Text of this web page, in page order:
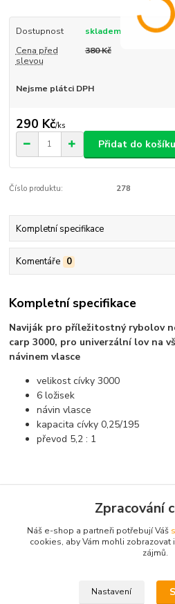
Dostupnost
skladem
Cena před
slevou
380 Kč
Nejsme plátci DPH
290 Kč/ks
Přidat do košíku
Číslo produktu: 278
Kompletní specifikace
Komentáře 0
Kompletní specifikace
Naviják pro příležitostný rybolov
carp 3000, pro univerzální lov na
návinem vlasce
velikost cívky 3000
6 ložisek
návin vlasce
kapacita cívky 0,25/195
převod 5,2 : 1
Zboží zařazeno v kategoriích
Navijáky
Zpracování
Náš e-shop a partneři potřebují Váš
cookies, aby Vám mohli zobrazovat
zájmů.
Nastavení